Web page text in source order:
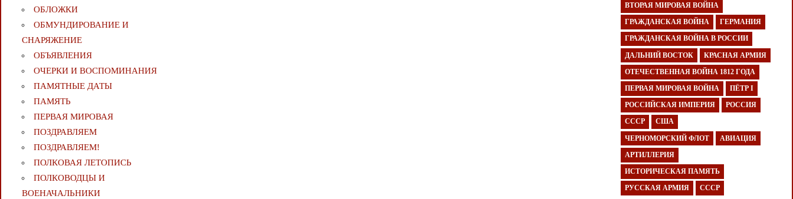
ОБЛОЖКИ
ОБМУНДИРОВАНИЕ И
СНАРЯЖЕНИЕ
ОБЪЯВЛЕНИЯ
ОЧЕРКИ И ВОСПОМИНАНИЯ
ПАМЯТНЫЕ ДАТЫ
ПАМЯТЬ
ПЕРВАЯ МИРОВАЯ
ПОЗДРАВЛЯЕМ
ПОЗДРАВЛЯЕМ!
ПОЛКОВАЯ ЛЕТОПИСЬ
ПОЛКОВОДЦЫ И
ВОЕНАЧАЛЬНИКИ
ВТОРАЯ МИРОВАЯ ВОЙНА
ГРАЖДАНСКАЯ ВОЙНА ГЕРМАНИЯ
ГРАЖДАНСКАЯ ВОЙНА В РОССИИ
ДАЛЬНИЙ ВОСТОК КРАСНАЯ АРМИЯ
ОТЕЧЕСТВЕННАЯ ВОЙНА 1812 ГОДА
ПЕРВАЯ МИРОВАЯ ВОЙНА ПЁТР I
РОССИЙСКАЯ ИМПЕРИЯ РОССИЯ
СССР США
ЧЕРНОМОРСКИЙ ФЛОТ АВИАЦИЯ
АРТИЛЛЕРИЯ
ИСТОРИЧЕСКАЯ ПАМЯТЬ
РУССКАЯ АРМИЯ СССР